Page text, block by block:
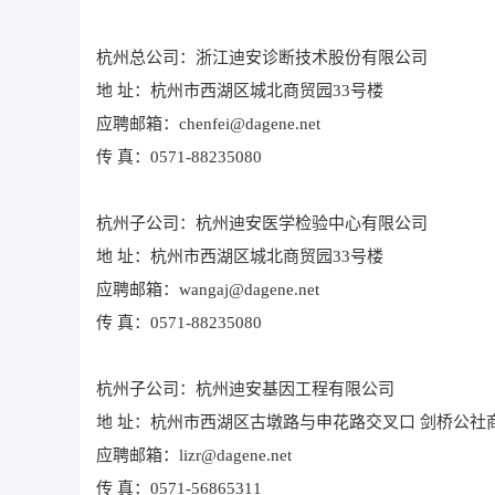
杭州总公司：浙江迪安诊断技术股份有限公司
地 址：杭州市西湖区城北商贸园33号楼
应聘邮箱：chenfei@dagene.net
传 真：0571-88235080
杭州子公司：杭州迪安医学检验中心有限公司
地 址：杭州市西湖区城北商贸园33号楼
应聘邮箱：wangaj@dagene.net
传 真：0571-88235080
杭州子公司：杭州迪安基因工程有限公司
地 址：杭州市西湖区古墩路与申花路交叉口 剑桥公社
应聘邮箱：lizr@dagene.net
传 真：0571-56865311